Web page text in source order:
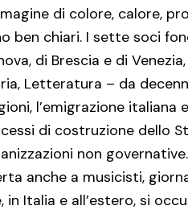
di colore, calore,
ben chiari. I sette soci
di Brescia e di
Letteratura – da
l’emigrazione
di costruzione dello
non
anche a musicisti,
in Italia e all’estero, si